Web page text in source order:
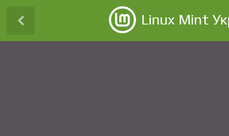
Linux Mint